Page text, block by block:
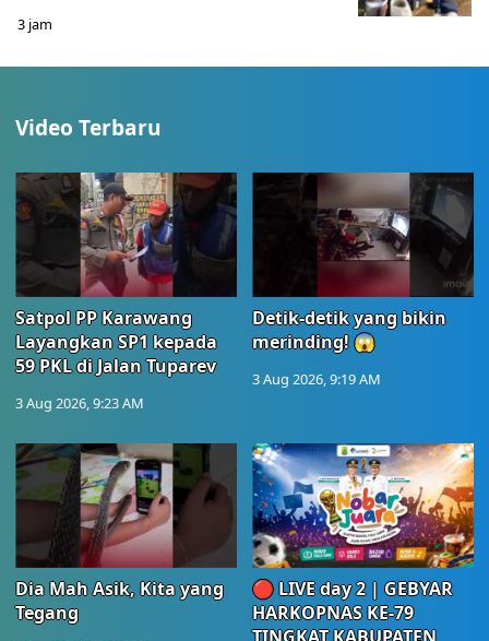
3 jam
Video Terbaru
Satpol PP Karawang
Layangkan SP1 kepada
59 PKL di Jalan Tuparev
3 Aug 2026, 9:23 AM
Detik-detik yang bikin
merinding! 😱
3 Aug 2026, 9:19 AM
Dia Mah Asik, Kita yang
Tegang
🔴 LIVE day 2 | GEBYAR
HARKOPNAS KE-79